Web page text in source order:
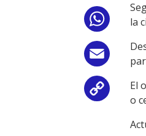
Email
Copy
la
El
o